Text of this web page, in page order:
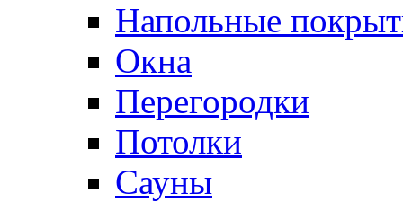
Напольные
Окна
Перегородки
Потолки
Сауны